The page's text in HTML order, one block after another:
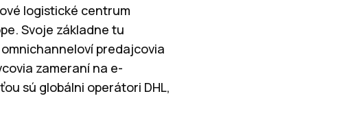
logistické centrum
Svoje základne tu
predajcovia
zameraní na e-
sú globálni operátori DHL,